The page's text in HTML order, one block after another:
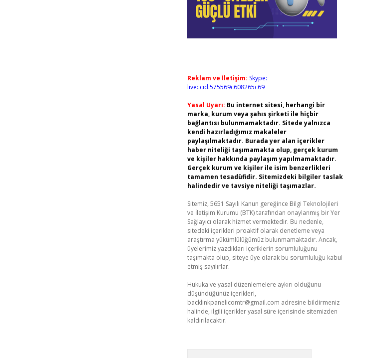
Reklam ve İletişim: Skype:
live:.cid.575569c608265c69
Yasal Uyarı: Bu internet sitesi, herhangi bir
marka, kurum veya şahıs şirketi ile hiçbir
bağlantısı bulunmamaktadır. Sitede yalnızca
kendi hazırladığımız makaleler
paylaşılmaktadır. Burada yer alan içerikler
haber niteliği taşımamakta olup, gerçek kurum
ve kişiler hakkında paylaşım yapılmamaktadır.
Gerçek kurum ve kişiler ile isim benzerlikleri
tamamen tesadüfidir. Sitemizdeki bilgiler taslak
halindedir ve tavsiye niteliği taşımazlar.
Sitemiz, 5651 Sayılı Kanun gereğince Bilgi Teknolojileri
ve İletişim Kurumu (BTK) tarafından onaylanmış bir Yer
Sağlayıcı olarak hizmet vermektedir. Bu nedenle,
sitedeki içerikleri proaktif olarak denetleme veya
araştırma yükümlülüğümüz bulunmamaktadır. Ancak,
üyelerimiz yazdıkları içeriklerin sorumluluğunu
taşımakta olup, siteye üye olarak bu sorumluluğu kabul
etmiş sayılırlar.
Hukuka ve yasal düzenlemelere aykırı olduğunu
düşündüğünüz içerikleri,
backlinkpanelicomtr@gmail.com adresine bildirmeniz
halinde, ilgili içerikler yasal süre içerisinde sitemizden
kaldırılacaktır.